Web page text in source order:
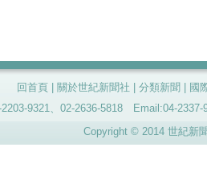
回首頁 關於世紀新聞社 分類新聞
國
9321、02-2636-5818 Email:04-
Copyright © 2014 世紀新